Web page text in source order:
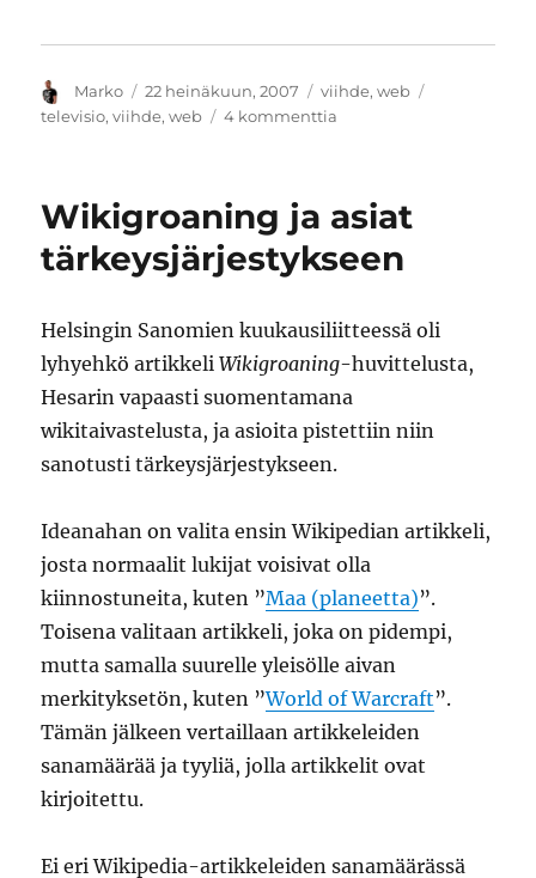
Kirjoittaja
Marko Julkaistu
22 heinäkuun, 2007 Kategoriat
viihde,web
televisio,viihde,web 4 kommenttia
lähetykset
Wikigroaning ja asiat
tärkeysjärjestykseen
Helsingin Sanomien kuukausiliitteessä oli
lyhyehkö artikkeliWikigroaning-huvittelusta,
Hesarin vapaasti suomentamana
wikitaivastelusta, ja asioita pistettiin niin
sanotusti tärkeysjärjestykseen.
Ideanahan on valita ensin Wikipedian artikkeli,
josta normaalit lukijat voisivat olla
kiinnostuneita, kuten ”Maa (planeetta)”.
Toisena valitaan artikkeli, joka on pidempi,
mutta samalla suurelle yleisölle aivan
merkityksetön, kuten ”World of Warcraft”.
Tämän jälkeen vertaillaan artikkeleiden
sanamäärää ja tyyliä, jolla artikkelit ovat
kirjoitettu.
Ei eri Wikipedia-artikkeleiden sanamäärässä